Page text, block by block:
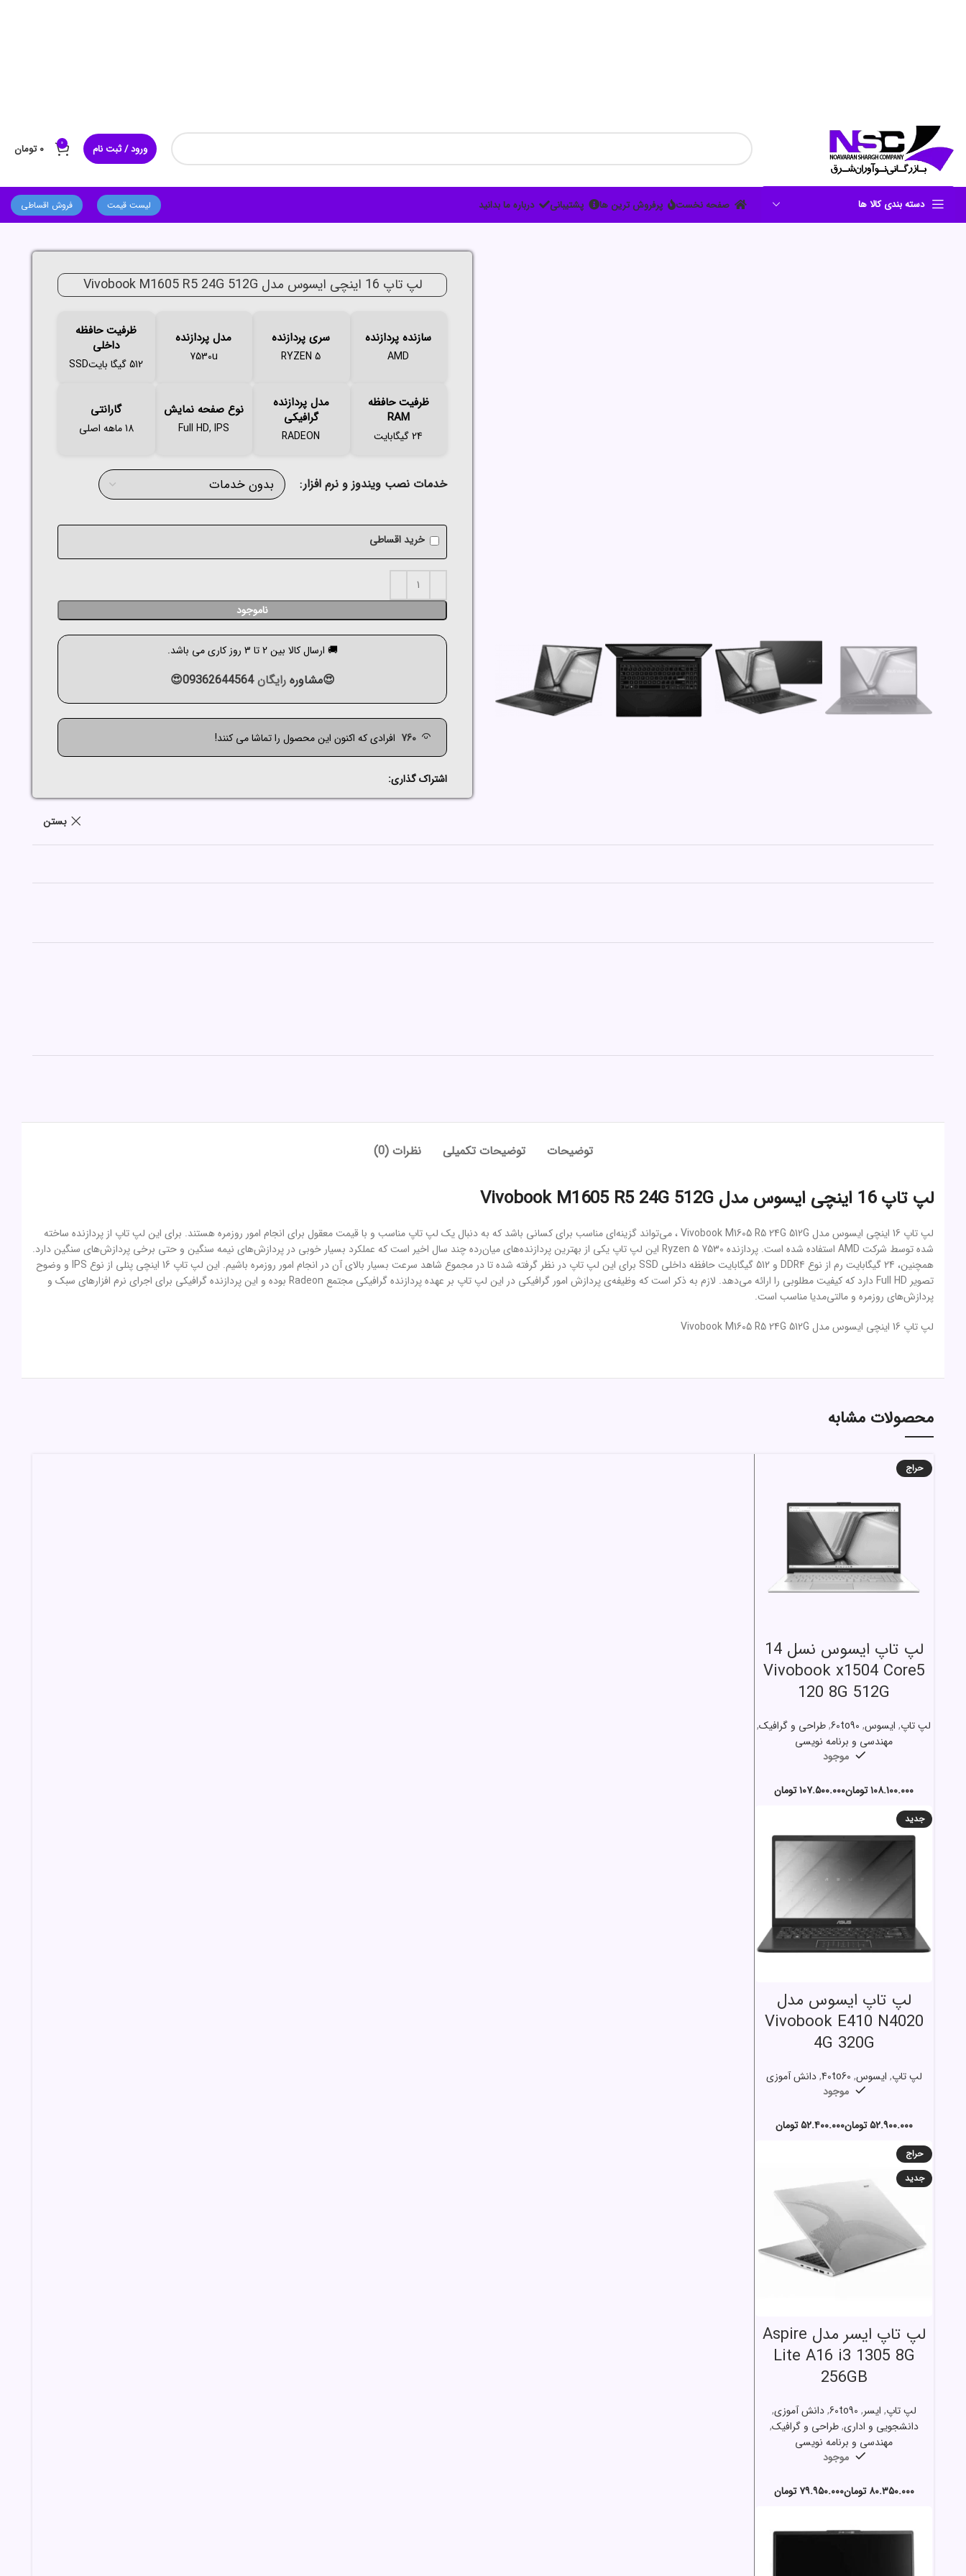
ورود / ثبت نام 0 ۰ تومان
دسته بندی کالا ها صفحه نخست پرفروش ترین ها پشتیبانی درباره ما بدانید لیست قیمت فروش اقساطی جدید
لپ تاپ 16 اینچی ایسوس مدل Vivobook M1605 R5 24G 512G
سازنده پردازنده
AMD
سری پردازنده
RYZEN 5
مدل پردازنده
7530u
ظرفیت حافظه
داخلی
512 گیگا بایتSSD
ظرفیت حافظه
RAM
24 گیگابایت
مدل پردازنده
گرافیکی
RADEON
نوع صفحه نمایش
Full HD, IPS
گارانتی
18 ماهه اصلی
خدمات نصب ویندوز و نرم افزار
خرید اقساطی
ناموجود
🚚 ارسال کالا بین 2 تا 3 روز کاری می باشد.
😍مشاورهرایگان09362644564😍
760 افرادی که اکنون این محصول را تماشا می کنند!
اشتراک گذاری:
بستن
شده توسط شرکت AMD استفاده شده است. پردازنده Ryzen 5 7530 این لپ تاپ یکی از بهترین پردازنده‌های میان‌رده چند سال اخیر است که عملکرد بسیار خوبی در پردازش‌های نیمه سنگین و حتی برخی پردازش‌های سنگین دارد.
تصویر Full HD دارد که کیفیت مطلوبی را ارائه می‌دهد. لازم به ذکر است که وظیفه‌ی پردازش امور گرافیکی در این لپ تاپ بر عهده پردازنده گرافیکی مجتمع Radeon بوده و این پردازنده گرافیکی برای اجرای نرم افزارهای سبک و
پردازش‌های روزمره و مالتی‌مدیا مناسب است.
لپ تاپ 16 اینچی ایسوس مدل Vivobook M1605 R5 24G 512G
حراج
انتخاب گزینه ها
لپ تاپ ایسوس نسل 14
120 8G 512G
لپ تاپ,ایسوس,
60to90
,طراحی و گرافیک
مهندسی و برنامه نویسی
تومان تومان
انتخاب گزینه ها
لپ تاپ ایسوس مدل
4G 320G
لپ تاپ,ایسوس,
40to60
,دانش آموزی
موجود
تومان تومان
جدید
انتخاب گزینه ها
256GB
لپ تاپ,ایسر ,
60to90
, دانش آموزی
دانشجویی و اداری,طراحی و گرافیک
موجود
تومان تومان